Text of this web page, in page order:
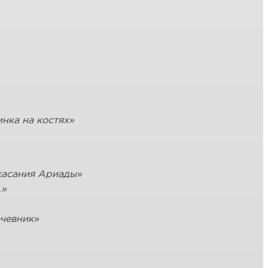
на костях»
Ариады»